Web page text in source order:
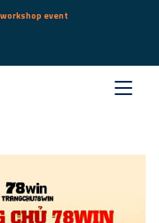
event